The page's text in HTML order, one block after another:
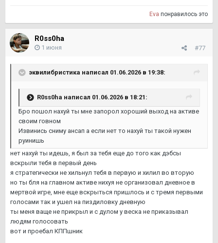
Eva понравилось это
R0ss0ha
#77
1 июня
эквилибристика написал 01.06.2026 в 19:38:
R0ss0ha написал 01.06.2026 в 18:21:
Бро пошол нахуй ты мне запорол хороший выход на активе
своим говном
Извинись сниму ансап а если нет то нахуй ты такой нужен
руинишь
нет нахуй ты идешь, я был за тебя еще до того как дэбсы
вскрыли тебя в первый день
я стратегически не хильнул тебя в первую и хилил во вторую
но ты бля на главном активе нихуя не организовал дневное в
мертвой игре, мне еще вскрыться пришлось и с тремя первыми
голосами так и ушел на пиздиловку дневную
ты меня ваще не прикрыл и с дулом у веска не приказывал
людям голосовать
вот и проебал КППшник